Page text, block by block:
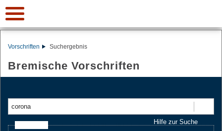
Vorschriften Suchergebnis
Bremische Vorschriften
Hilfe zur Suche